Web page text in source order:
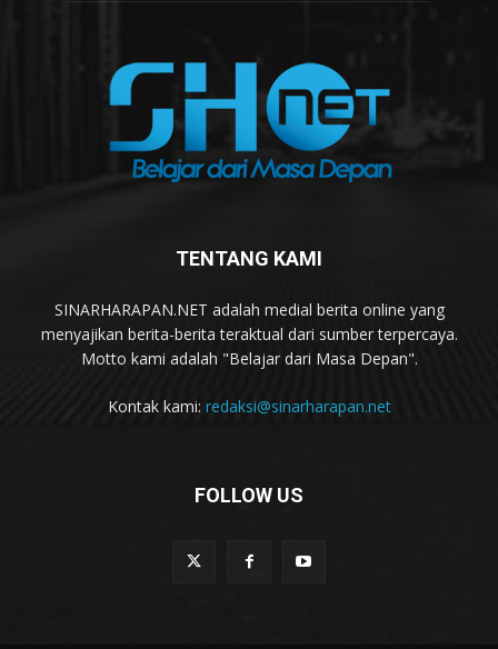
TENTANG KAMI
SINARHARAPAN.NET adalah medial berita online yang
menyajikan berita-berita teraktual dari sumber terpercaya.
Motto kami adalah "Belajar dari Masa Depan".
Kontak kami: redaksi@sinarharapan.net
FOLLOW US